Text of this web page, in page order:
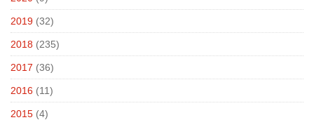
2019 (32)
2018 (235)
2017 (36)
2016 (11)
2015 (4)